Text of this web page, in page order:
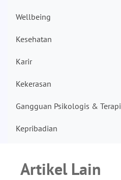
Wellbeing
Kesehatan
Karir
Kekerasan
Gangguan Psikologis & Terapi
Kepribadian
Artikel Lain